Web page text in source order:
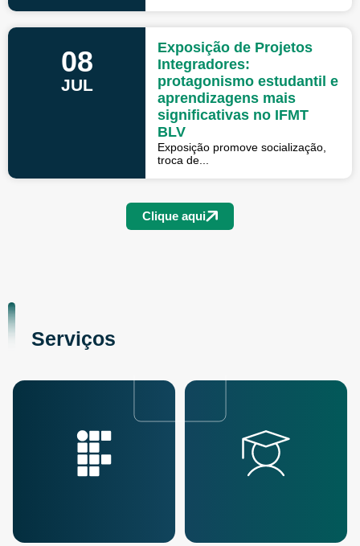
08
JUL
Exposição de Projetos
Integradores:
protagonismo estudantil e
aprendizagens mais
significativas no IFMT
BLV
Exposição promove socialização,
troca de...
Clique aqui
Serviços